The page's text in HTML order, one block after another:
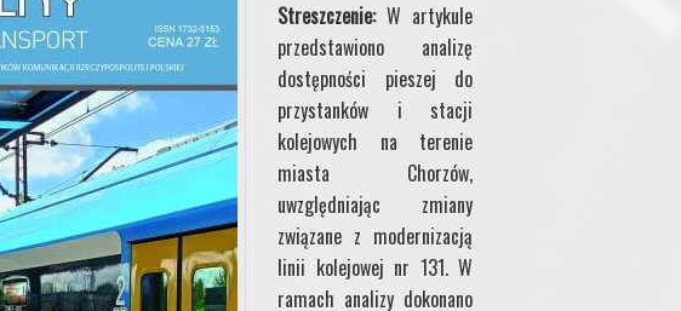
Streszczenie: W artykule
przedstawiono analizę
dostępności pieszej do
przystanków i stacji
kolejowych na terenie
miasta Chorzów,
uwzględniając zmiany
związane z modernizacją
linii kolejowej nr 131. W
ramach analizy dokonano